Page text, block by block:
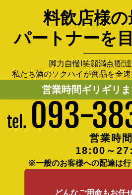
料飲店様
パートナーを
脚力自慢!笑顔満点!配
私たち酒のソクハイが商品を全
営業時間ギリギリ
tel. 093-
営業時間
18:00～
※一般のお客様への配達は行
どんなご用命もお任